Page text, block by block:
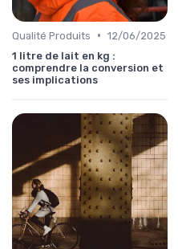
Qualité Produits • 12/06/2025
1 litre de lait en kg :
comprendre la conversion et
ses implications